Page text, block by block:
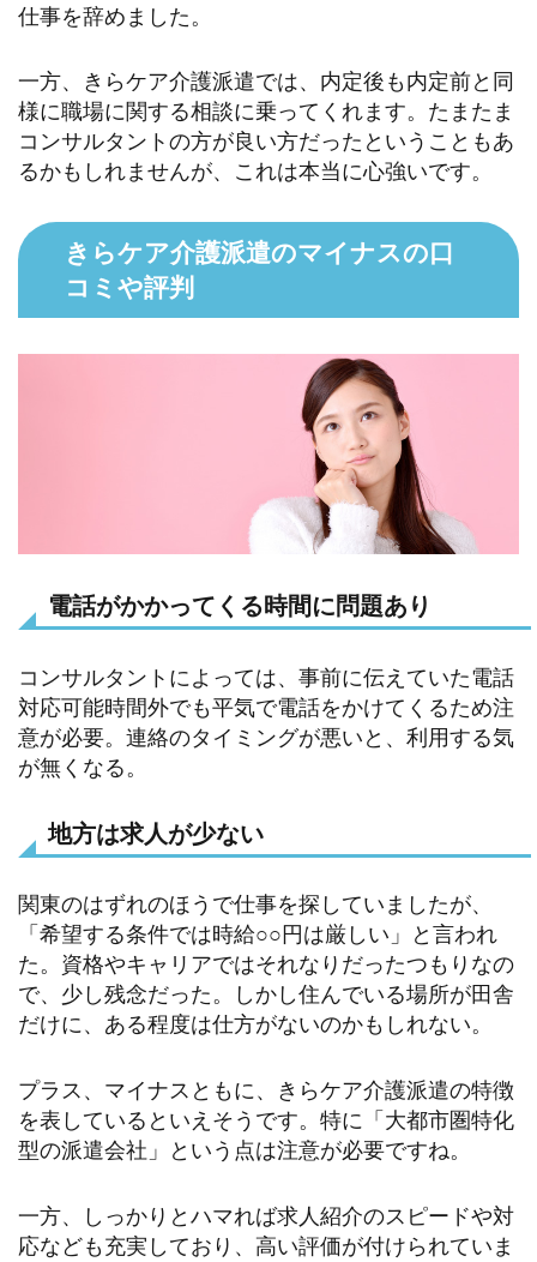
仕事を辞めました。
一方、きらケア介護派遣では、内定後も内定前と同
様に職場に関する相談に乗ってくれます。たまたま
コンサルタントの方が良い方だったということもあ
るかもしれませんが、これは本当に心強いです。
きらケア介護派遣のマイナスの口
コミや評判
電話がかかってくる時間に問題あり
コンサルタントによっては、事前に伝えていた電話
対応可能時間外でも平気で電話をかけてくるため注
意が必要。連絡のタイミングが悪いと、利用する気
が無くなる。
地方は求人が少ない
関東のはずれのほうで仕事を探していましたが、
「希望する条件では時給○○円は厳しい」と言われ
た。資格やキャリアではそれなりだったつもりなの
で、少し残念だった。しかし住んでいる場所が田舎
だけに、ある程度は仕方がないのかもしれない。
プラス、マイナスともに、きらケア介護派遣の特徴
を表しているといえそうです。特に「大都市圏特化
型の派遣会社」という点は注意が必要ですね。
一方、しっかりとハマれば求人紹介のスピードや対
応なども充実しており、高い評価が付けられていま